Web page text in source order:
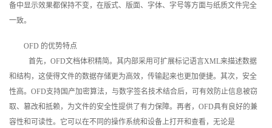
备中显示效果都保持不变，在版式、版面、字体、字号等方面与纸质文件完全
一致。
OFD 的优势特点
首先，OFD文档体积精简。其内部采用可扩展标记语言XML来描述数据
和结构，这使得文件的数据存储更为高效，传输起来也更加便捷。其次，安全
性高。OFD支持国产加密算法，与数字签名技术结合后，可有效防止信息被窃
取、篡改和抵赖，为文件的安全性提供了有力保障。再者，OFD具有良好的兼
容性和可读性。它可以在不同的操作系统和设备上打开和查看，无论是